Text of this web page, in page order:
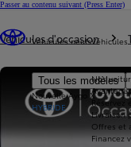
Passer au contenu suivant (Press Enter)
Véhicules neufs
Tous les modèles
Nouvelle Aygo X
HYBRIDE
Véhicules
Nos
Réservez
Livraison
Offres et
Financez
Véhicules d'occasion